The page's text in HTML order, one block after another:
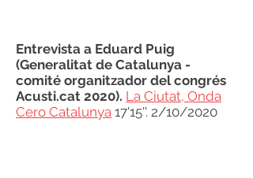
Entrevista a Eduard Puig
(Generalitat de Catalunya -
comité organitzador del congrés
Acusti.cat 2020). La Ciutat, Onda
Cero Catalunya 17'15''. 2/10/2020